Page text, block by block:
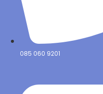
085 060 9201